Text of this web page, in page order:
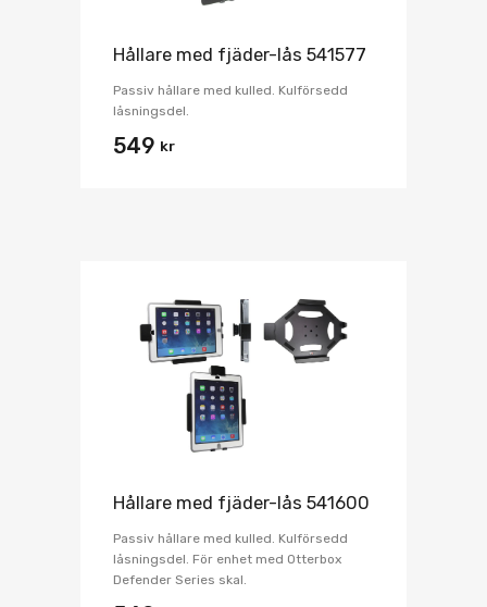
Hållare med fjäder-lås 541577
Passiv hållare med kulled. Kulförsedd
låsningsdel.
549 kr
Hållare med fjäder-lås 541600
Passiv hållare med kulled. Kulförsedd
låsningsdel. För enhet med Otterbox
Defender Series skal.